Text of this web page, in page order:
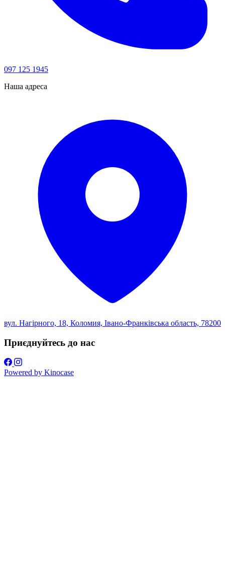
097 125 1945
Наша адреса
вул. Нагірного, 18, Коломия, Івано-Франківська область, 78200
Приєднуйтесь до нас
Powered by Kinocase